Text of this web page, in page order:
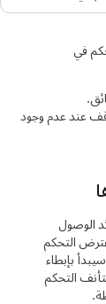
عدم وجود
التحكم
بإبطاء
التحكم